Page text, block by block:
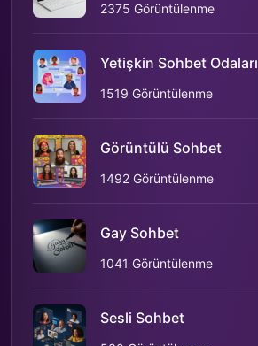
2375 Görüntülenme
Yetişkin Sohbet Odaları
1519 Görüntülenme
Görüntülü Sohbet
1492 Görüntülenme
Gay Sohbet
1041 Görüntülenme
Sesli Sohbet